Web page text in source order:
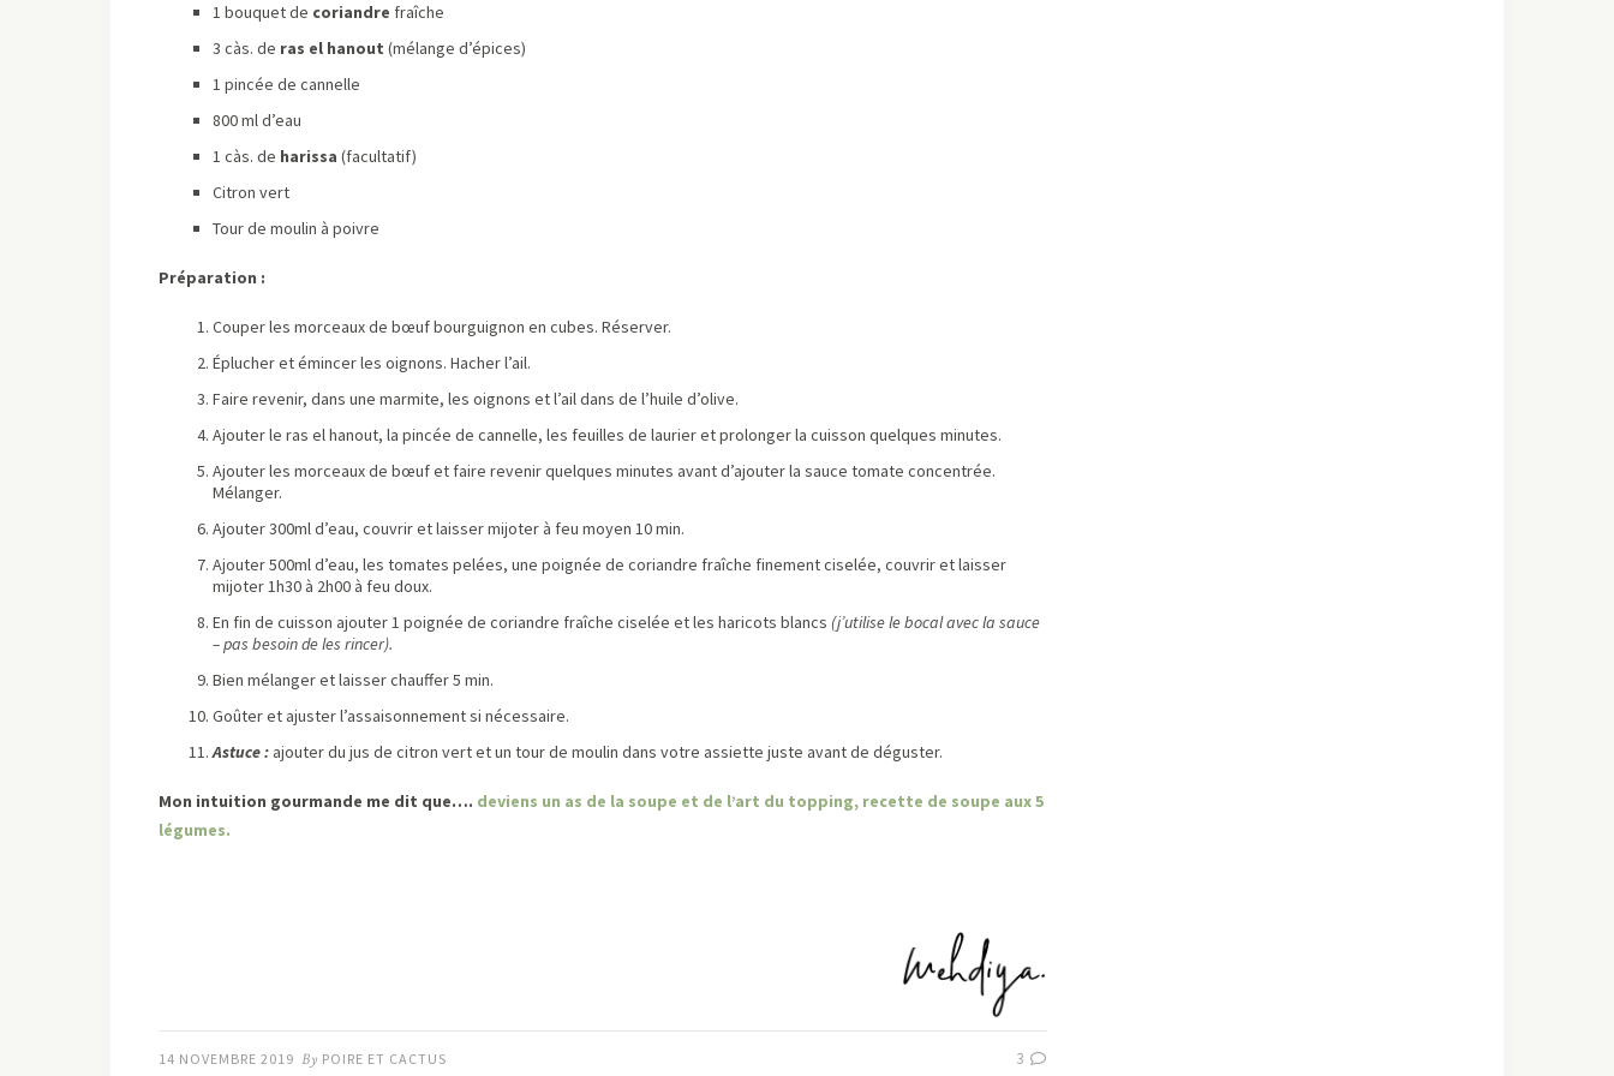
1 bouquet de coriandre fraîche
3 càs. de ras el hanout (mélange d’épices)
1 pincée de cannelle
800 ml d’eau
1 càs. de harissa (facultatif)
Citron vert
Tour de moulin à poivre
Préparation :
Couper les morceaux de bœuf bourguignon en cubes. Réserver.
Éplucher et émincer les oignons. Hacher l’ail.
Faire revenir, dans une marmite, les oignons et l’ail dans de l’huile d’olive.
Ajouter le ras el hanout, la pincée de cannelle, les feuilles de laurier et prolonger la cuisson quelques minutes.
Ajouter les morceaux de bœuf et faire revenir quelques minutes avant d’ajouter la sauce tomate concentrée.
Mélanger.
Ajouter 300ml d’eau, couvrir et laisser mijoter à feu moyen 10 min.
Ajouter 500ml d’eau, les tomates pelées, une poignée de coriandre fraîche finement ciselée, couvrir et laisser
mijoter 1h30 à 2h00 à feu doux.
En fin de cuisson ajouter 1 poignée de coriandre fraîche ciselée et les haricots blancs (j’utilise le bocal avec la sauce
– pas besoin de les rincer).
Bien mélanger et laisser chauffer 5 min.
Goûter et ajuster l’assaisonnement si nécessaire.
Astuce : ajouter du jus de citron vert et un tour de moulin dans votre assiette juste avant de déguster.
Mon intuition gourmande me dit que…. deviens un as de la soupe et de l’art du topping, recette de soupe aux 5
légumes.
14 NOVEMBRE 2019 By POIRE ET CACTUS 3